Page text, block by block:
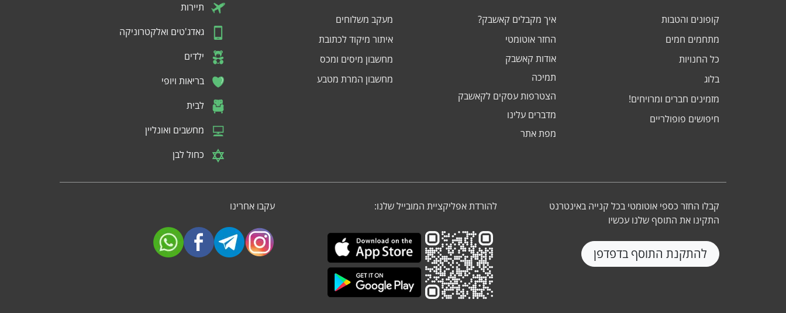
קופונים והטבות
מתחמים חמים
כל החנויות
בלוג
מזמינים חברים ומרויחים!
חיפושים פופולריים
איך מקבלים קאשבק?
החזר אוטומטי
אודות קאשבק
תמיכה
הצטרפות עסקים לקאשבק
מדברים עלינו
מפת אתר
מעקב משלוחים
איתור מיקוד לכתובת
מחשבון מיסים ומכס
מחשבון המרת מטבע
תיירות
גאדג'טים ואלקטרוניקה
ילדים
בריאות ויופי
לבית
מחשבים ואונליין
כחול לבן
קבלו החזר כספי אוטומטי בכל קנייה באינטרנט
התקינו את התוסף שלנו עכשיו
להתקנת התוסף בדפדפן
להורדת אפליקציית המובייל שלנו: עקבו אחרינו